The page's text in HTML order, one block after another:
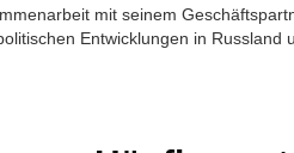
mit seinem
Entwicklungen in Russland